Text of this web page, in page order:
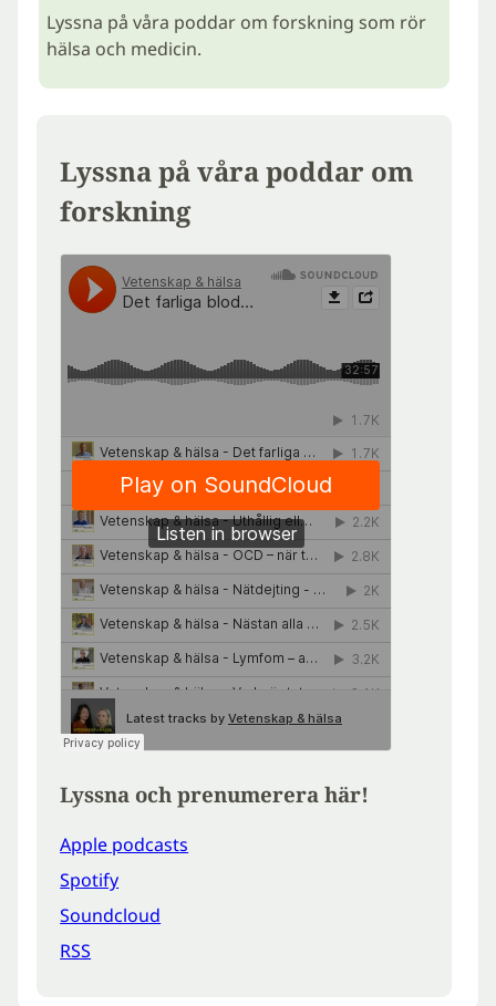
Lyssna på våra poddar om forskning som rör
hälsa och medicin.
Lyssna på våra poddar om
forskning
Lyssna och prenumerera här!
Apple podcasts
Spotify
Soundcloud
RSS